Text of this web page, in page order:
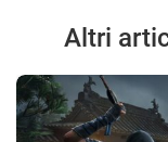
Altri